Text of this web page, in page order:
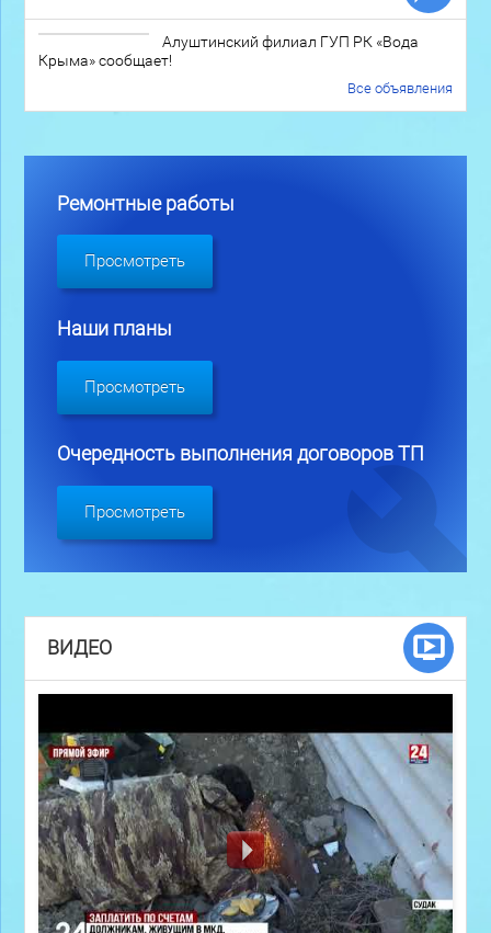
Алуштинский филиал ГУП РК «Вода
Крыма» сообщает!
Все объявления
Ремонтные работы
Просмотреть
Наши планы
Просмотреть
Очередность выполнения договоров ТП
Просмотреть
ВИДЕО